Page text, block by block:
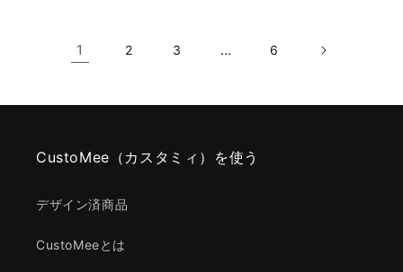
1 2 3 … 6
CustoMee（カスタミィ）を使う
デザイン済商品
CustoMeeとは